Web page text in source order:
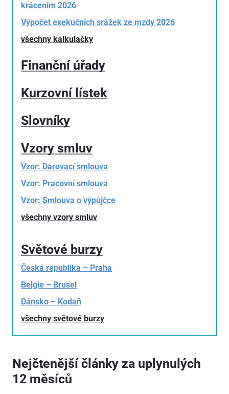
krácením 2026
Výpočet exekučních srážek ze mzdy 2026
všechny kalkulačky
Finanční úřady
Kurzovní lístek
Slovníky
Vzory smluv
Vzor: Darovací smlouva
Vzor: Pracovní smlouva
Vzor: Smlouva o výpůjčce
všechny vzory smluv
Světové burzy
Česká republika – Praha
Belgie – Brusel
Dánsko – Kodaň
všechny světové burzy
Nejčtenější články za uplynulých
12 měsíců